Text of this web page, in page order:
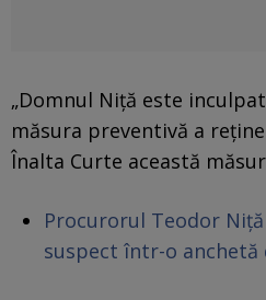
„Domnul Niță este
măsura preventivă a
Înalta Curte această
Procurorul Teodor
suspect într-o anchetă